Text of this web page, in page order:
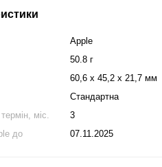
Apple
50.8 г
60,6 х 45,2 х 21,7 мм
Стандартна
міс.
3
до
07.11.2025